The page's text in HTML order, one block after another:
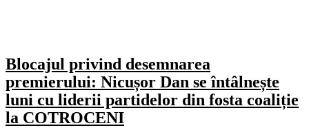
Blocajul privind desemnarea
premierului: Nicușor Dan se întâlnește
luni cu liderii partidelor din fosta coaliție
la COTROCENI